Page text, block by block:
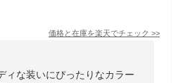
価格と在庫を楽天でチェック >>
ィな装いにぴったりなカラー